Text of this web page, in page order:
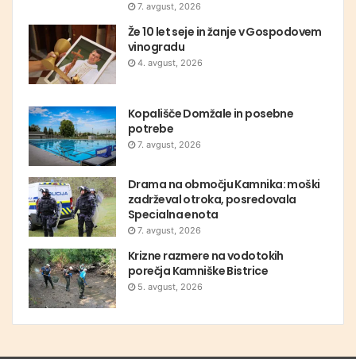
7. avgust, 2026
Že 10 let seje in žanje v Gospodovem
vinogradu
4. avgust, 2026
Kopališče Domžale in posebne
potrebe
7. avgust, 2026
Drama na območju Kamnika: moški
zadrževal otroka, posredovala
Specialna enota
7. avgust, 2026
Krizne razmere na vodotokih
porečja Kamniške Bistrice
5. avgust, 2026